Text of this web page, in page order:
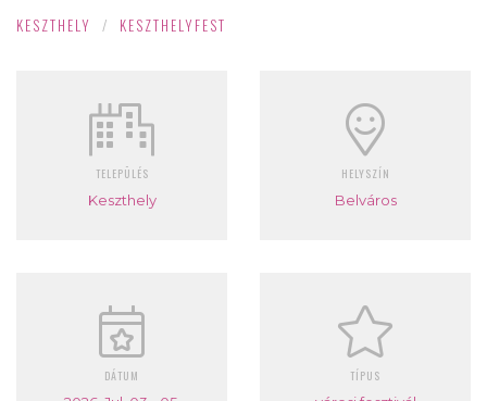
KESZTHELY / KESZTHELYFEST
TELEPÜLÉS
Keszthely
HELYSZÍN
Belváros
DÁTUM TÍPUS